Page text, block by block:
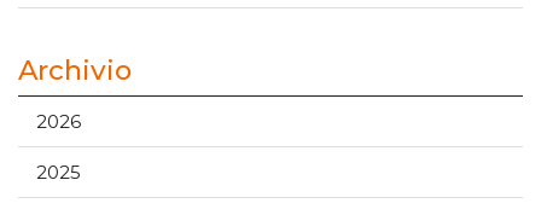
Archivio
2026
2025